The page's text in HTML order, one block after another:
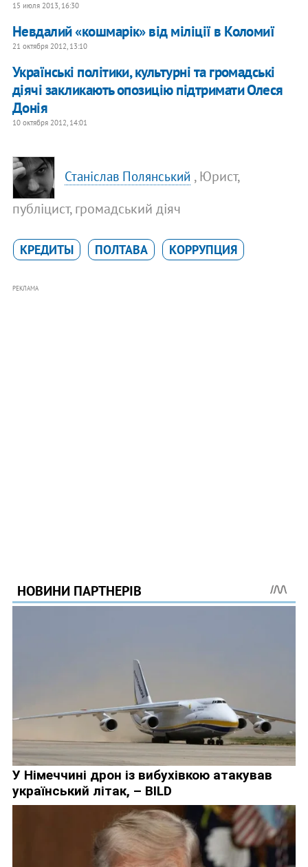
15 июля 2013, 16:30
Невдалий «кошмарік» від міліції в Коломиї
21 октября 2012, 13:10
Українські політики, культурні та громадські
діячі закликають опозицію підтримати Олеся
Донія
10 октября 2012, 14:01
Станіслав Полянський , Юрист,
публіцист, громадський діяч
КРЕДИТЫ ПОЛТАВА КОРРУПЦИЯ
РЕКЛАМА